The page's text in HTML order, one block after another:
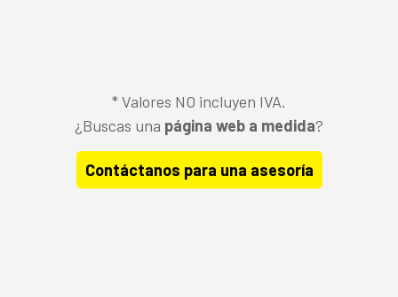
* Valores NO incluyen IVA.
¿Buscas una página web a medida?
Contáctanos para una asesoría